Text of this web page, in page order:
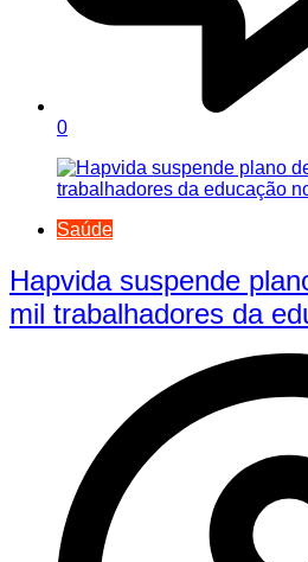
0
Saúde
Hapvida suspende
mil trabalhadores da